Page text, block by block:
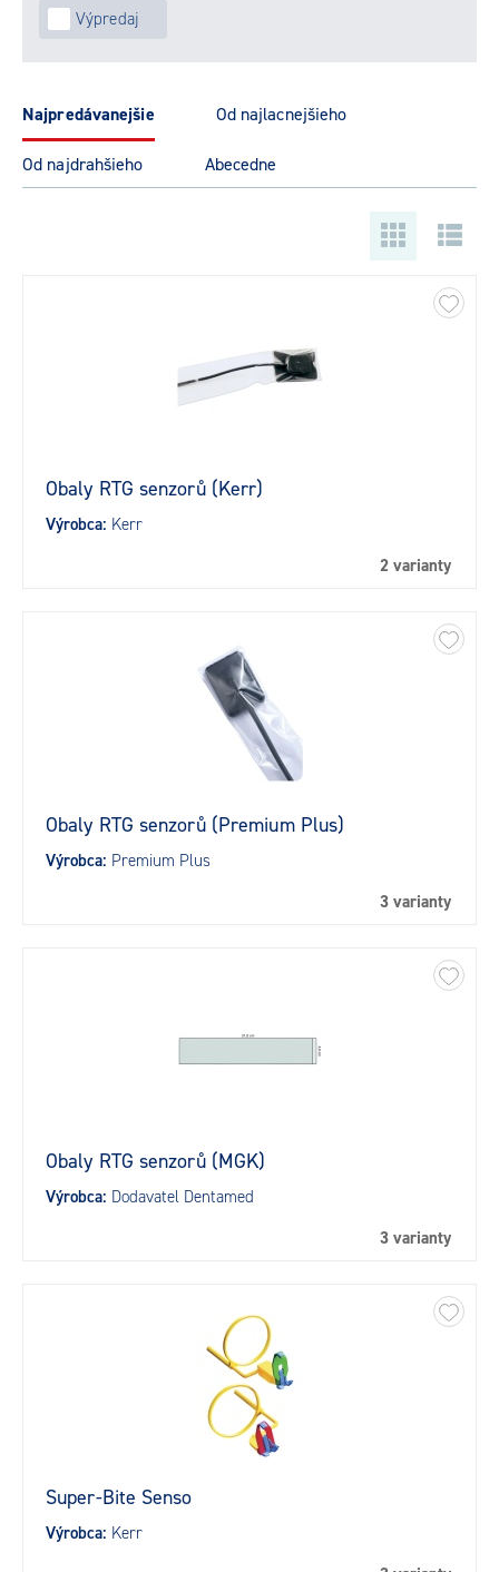
Výpredaj
najpredávanejšie od najlacnejšieho
od najdrahšieho abecedne
Obaly RTG senzorů (Kerr)
Výrobca: Kerr
2 varianty
Obaly RTG senzorů (Premium Plus)
Výrobca: Premium Plus
3 varianty
Obaly RTG senzorů (MGK)
Výrobca: Dodavatel Dentamed
3 varianty
Super-Bite Senso
Výrobca: Kerr